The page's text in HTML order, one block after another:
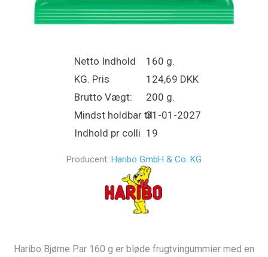
Netto Indhold
160 g.
KG. Pris
124,69 DKK
Brutto Vægt:
200 g.
Mindst holdbar til31-01-2027
Indhold pr colli 19
Producent: Haribo GmbH & Co. KG
Haribo Bjørne Par 160 g er bløde frugtvingummier med en